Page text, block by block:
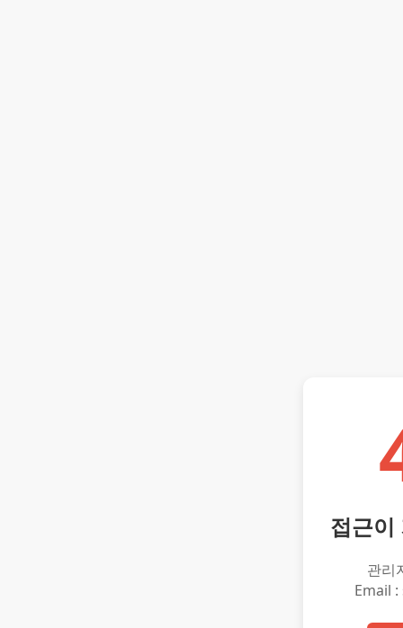
접근이
관리
Email